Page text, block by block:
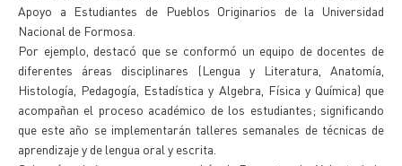
Apoyo a Estudiantes de Pueblos Originarios de la Universidad
Nacional de Formosa.
Por ejemplo, destacó que se conformó un equipo de docentes de
diferentes áreas disciplinares (Lengua y Literatura, Anatomía,
Histología, Pedagogía, Estadística y Algebra, Física y Química) que
acompañan el proceso académico de los estudiantes; significando
que este año se implementarán talleres semanales de técnicas de
aprendizaje y de lengua oral y escrita.